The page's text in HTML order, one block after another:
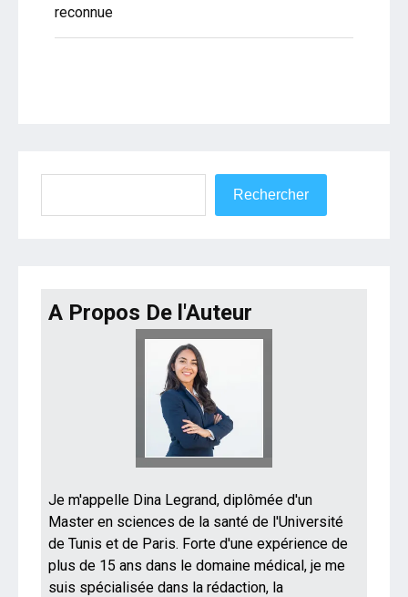
reconnue
Rechercher
A Propos De l'Auteur
Je m'appelle Dina Legrand, diplômée d'un
Master en sciences de la santé de l'Université
de Tunis et de Paris. Forte d'une expérience de
plus de 15 ans dans le domaine médical, je me
suis spécialisée dans la rédaction, la